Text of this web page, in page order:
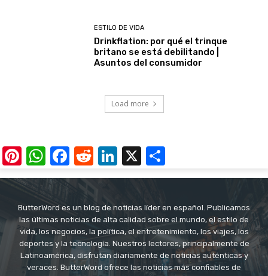
ESTILO DE VIDA
Drinkflation: por qué el trinque
britano se está debilitando |
Asuntos del consumidor
Load more
Pinterest
WhatsApp
Facebook
RedditLinkedIn
X
ButterWord es un blog de noticias líder en español. Publicamos
las últimas noticias de alta calidad sobre el mundo, el estilo de
vida, los negocios, la política, el entretenimiento, los viajes, los
deportes y la tecnología. Nuestros lectores, principalmente de
Latinoamérica, disfrutan diariamente de noticias auténticas y
veraces. ButterWord ofrece las noticias más confiables de